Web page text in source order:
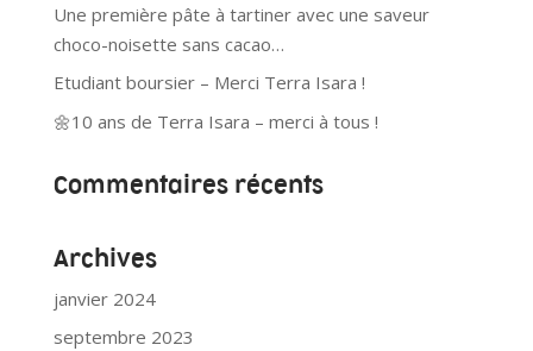
Une première pâte à tartiner avec une saveur
choco-noisette sans cacao…
Etudiant boursier – Merci Terra Isara !
🌼10 ans de Terra Isara – merci à tous !
Commentaires récents
Archives
janvier 2024
septembre 2023